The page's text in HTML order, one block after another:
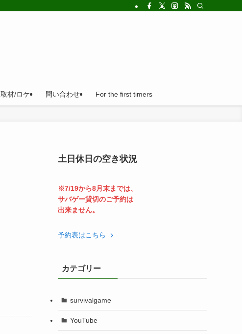
める!法人の福利厚生利用にとても便利。
取材/ロケ 問い合わせ For the first timers
土日休日の空き状況
※7/19から8月末までは、
サバゲー貸切のご予約は
出来ません。
予約表はこちら
カテゴリー
survivalgame
YouTube